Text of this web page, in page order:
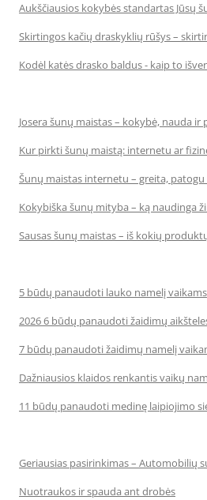
Aukščiausios kokybės standartas Jūsų
Skirtingos kačių draskyklių rūšys –
Kodėl katės drasko baldus - kaip to
Josera šunų maistas – kokybė, nauda ir
Kur pirkti šunų maistą: internetu ar
Šunų maistas internetu – greita, patogu
Kokybiška šunų mityba – ką naudinga
Sausas šunų maistas – iš kokių
5 būdų panaudoti lauko namelį vaikams
2026 6 būdų panaudoti žaidimų
7 būdų panaudoti žaidimų namelį
Dažniausios klaidos renkantis vaikų
11 būdų panaudoti medinę laipiojimo
Geriausias pasirinkimas – Automobilių
Nuotraukos ir spauda ant drobės